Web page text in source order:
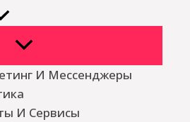
И Мессенджеры
И Сервисы